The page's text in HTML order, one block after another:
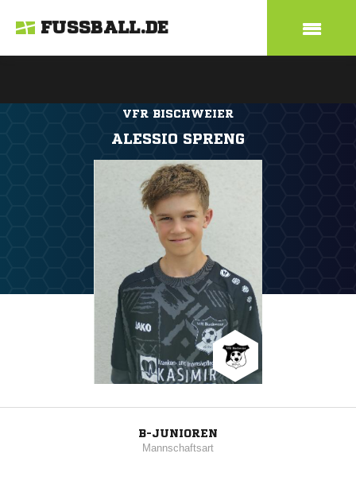
FUSSBALL.DE
VFR BISCHWEIER
ALESSIO SPRENG
B-JUNIOREN
Mannschaftsart